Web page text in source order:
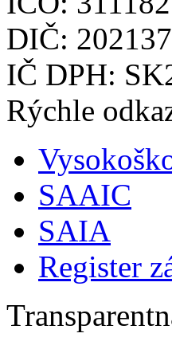
DIČ:
IČ DPH:
Rýchle
SAAIC
SAIA
Register